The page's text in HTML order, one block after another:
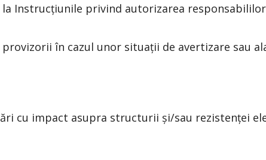
la Instrucțiunile privind autorizarea
în cazul unor situații de avertizare sau
cu impact asupra structurii și/sau rezistenței